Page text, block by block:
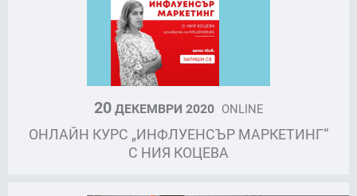
20ДЕКЕМВРИ 2020 ONLINE
ОНЛАЙН КУРС „ИНФЛУЕНСЪР МАРКЕТИНГ“
С НИЯ КОЦЕВА